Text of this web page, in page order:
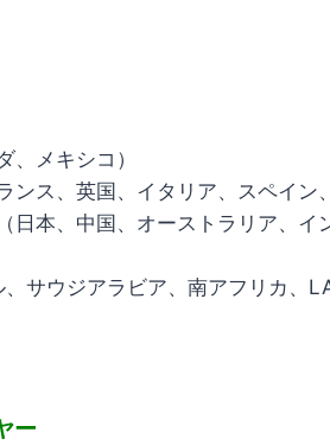
、メキシコ）
ンス、英国、イタリア、スペイン
日本、中国、オーストラリア、
サウジアラビア、南アフリカ、
ー